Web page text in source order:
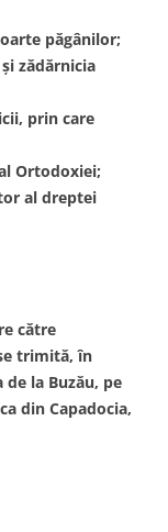
păgânilor;
zădărnicia
prin care
Ortodoxiei;
al dreptei
către
trimită, în
la Buzău, pe
din Capadocia,